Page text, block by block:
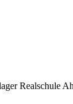
Realschule